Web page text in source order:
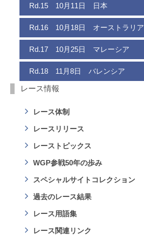
Rd.15 10月11日 日本
Rd.16 10月18日 オーストラリア
Rd.17 10月25日 マレーシア
Rd.18 11月8日 バレンシア
レース情報
レース体制
レースリリース
レーストピックス
WGP参戦50年の歩み
スペシャルサイトコレクション
過去のレース結果
レース用語集
レース関連リンク